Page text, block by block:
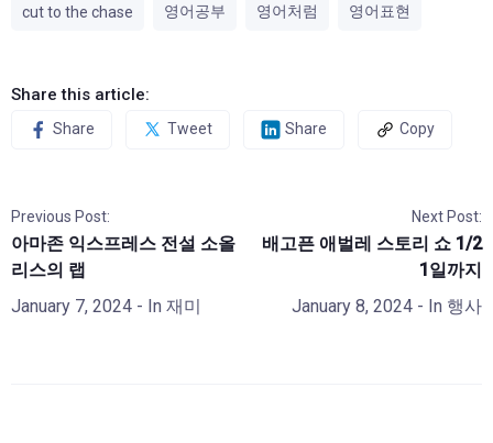
cut to the chase 영어공부 영어처럼 영어표현
Share this article:
Share Tweet Share Copy
Previous Post:
아마존 익스프레스 전설 소올
리스의 랩
January 7, 2024 - In 재미
Next Post:
배고픈 애벌레 스토리 쇼 1/2
1일까지
January 8, 2024 - In 행사